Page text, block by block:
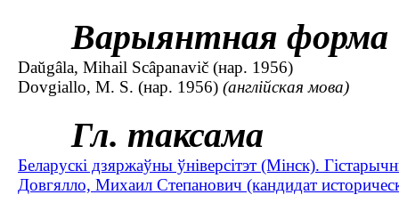
Варыянтная форма
Daŭgâla, Mihail Scâpanavič (нар. 1956)
Dovgiallo, M. S. (нар. 1956) (англійская мова)
Гл. таксама
Беларускі дзяржаўны ўніверсітэт (Мінск).
Довгялло, Михаил Степанович (кандидат